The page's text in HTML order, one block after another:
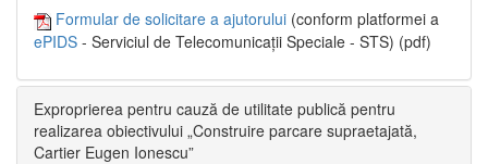
Formular de solicitare a ajutorului (conform platformei a
ePIDS - Serviciul de Telecomunicații Speciale - STS) (pdf)
Exproprierea pentru cauză de utilitate publică pentru
realizarea obiectivului „Construire parcare supraetajată,
Cartier Eugen Ionescu”